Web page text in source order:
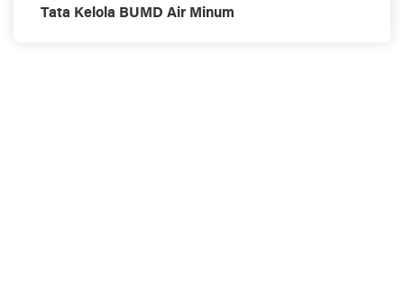
Tata Kelola BUMD Air Minum